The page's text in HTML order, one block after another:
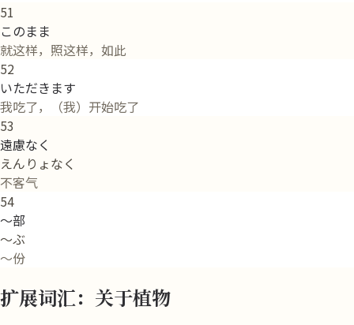
51
このまま
就这样，照这样，如此
52
いただきます
我吃了，（我）开始吃了
53
遠慮なく
えんりょなく
不客气
54
～部
～ぶ
～份
扩展词汇：关于植物